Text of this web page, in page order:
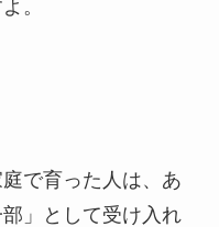
。
で育った人は、あ
」として受け入れ